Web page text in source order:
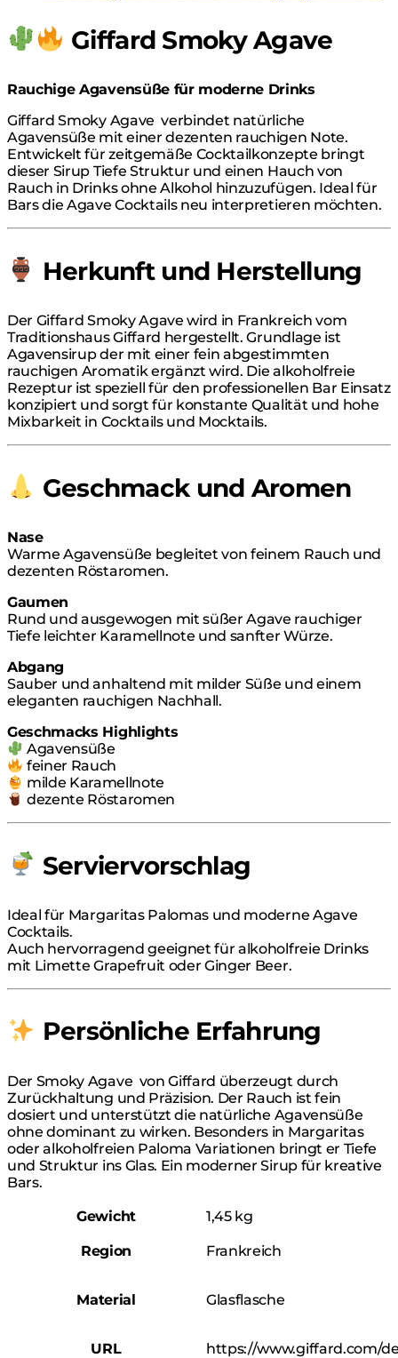
Giffard Smoky Agave
Rauchige Agavensüße für moderne Drinks
Giffard Smoky Agave verbindet natürliche
Agavensüße mit einer dezenten rauchigen Note.
Entwickelt für zeitgemäße Cocktailkonzepte bringt
dieser Sirup Tiefe Struktur und einen Hauch von
Rauch in Drinks ohne Alkohol hinzuzufügen. Ideal für
Bars die Agave Cocktails neu interpretieren möchten.
Herkunft und Herstellung
Der Giffard Smoky Agave wird in Frankreich vom
Traditionshaus Giffard hergestellt. Grundlage ist
Agavensirup der mit einer fein abgestimmten
rauchigen Aromatik ergänzt wird. Die alkoholfreie
Rezeptur ist speziell für den professionellen Bar Einsatz
konzipiert und sorgt für konstante Qualität und hohe
Mixbarkeit in Cocktails und Mocktails.
Geschmack und Aromen
Nase
Warme Agavensüße begleitet von feinem Rauch und
dezenten Röstaromen.
Gaumen
Rund und ausgewogen mit süßer Agave rauchiger
Tiefe leichter Karamellnote und sanfter Würze.
Abgang
Sauber und anhaltend mit milder Süße und einem
eleganten rauchigen Nachhall.
Geschmacks Highlights
Agavensüße
feiner Rauch
milde Karamellnote
dezente Röstaromen
Serviervorschlag
Ideal für Margaritas Palomas und moderne Agave
Cocktails.
Auch hervorragend geeignet für alkoholfreie Drinks
mit Limette Grapefruit oder Ginger Beer.
Persönliche Erfahrung
Der Smoky Agave von Giffard überzeugt durch
Zurückhaltung und Präzision. Der Rauch ist fein
dosiert und unterstützt die natürliche Agavensüße
ohne dominant zu wirken. Besonders in Margaritas
oder alkoholfreien Paloma Variationen bringt er Tiefe
und Struktur ins Glas. Ein moderner Sirup für kreative
Bars.
Gewicht
1,45 kg
Region Frankreich
Material Glasflasche
URL https://www.giffard.com/